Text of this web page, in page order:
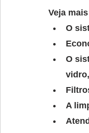
Veja
O
O
A